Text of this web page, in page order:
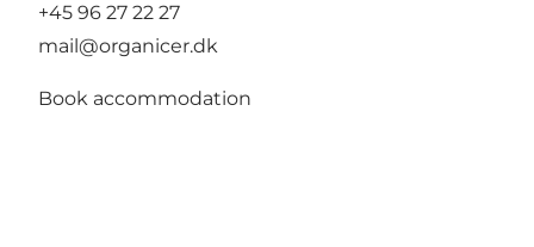
+45 96 27 22 27
mail@organicer.dk
Book accommodation